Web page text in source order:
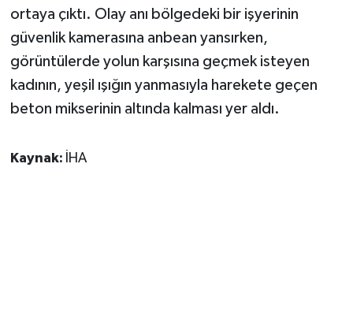
ortaya çıktı. Olay anı bölgedeki bir işyerinin
güvenlik kamerasına anbean yansırken,
görüntülerde yolun karşısına geçmek isteyen
kadının, yeşil ışığın yanmasıyla harekete geçen
beton mikserinin altında kalması yer aldı.
Kaynak: İHA